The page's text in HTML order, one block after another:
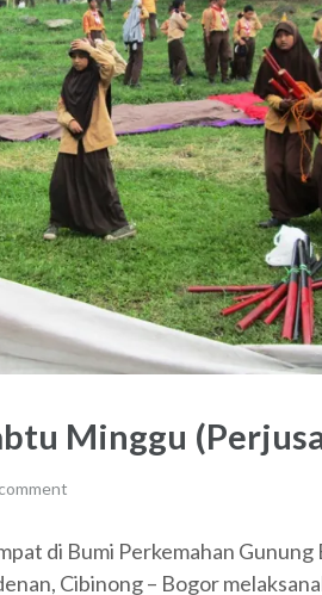
Minggu
di Bumi Perkemahan
Cibinong – Bogor